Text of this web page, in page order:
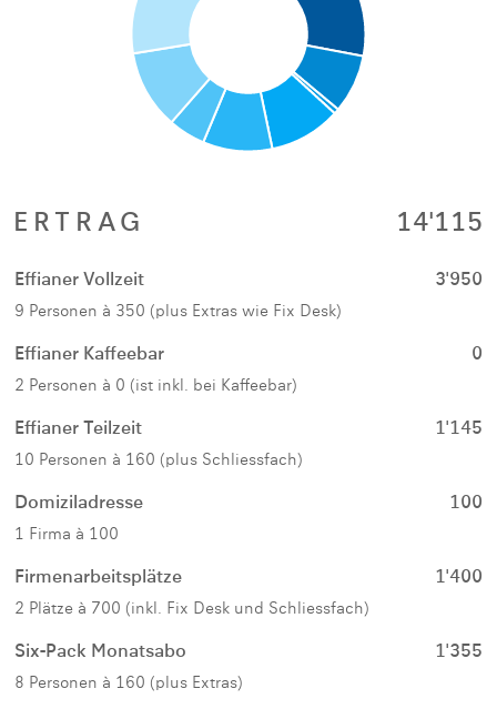
ERTRAG 14'115
Effianer Vollzeit 3'950
9 Personen à 350 (plus Extras wie Fix Desk)
Effianer Kaffeebar 0
2 Personen à 0 (ist inkl. bei Kaffeebar)
Effianer Teilzeit 1'145
10 Personen à 160 (plus Schliessfach)
Domiziladresse 100
1 Firma à 100
Firmenarbeitsplätze 1'400
2 Plätze à 700 (inkl. Fix Desk und Schliessfach)
Six-Pack Monatsabo 1'355
8 Personen à 160 (plus Extras)